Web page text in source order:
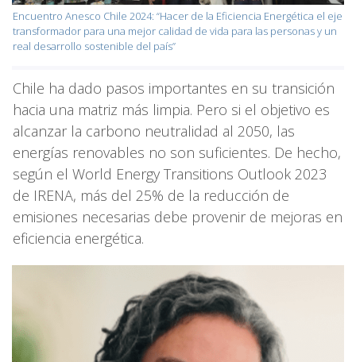
Encuentro Anesco Chile 2024: “Hacer de la Eficiencia Energética el eje
transformador para una mejor calidad de vida para las personas y un
real desarrollo sostenible del país”
Chile ha dado pasos importantes en su transición
hacia una matriz más limpia. Pero si el objetivo es
alcanzar la carbono neutralidad al 2050, las
energías renovables no son suficientes. De hecho,
según el World Energy Transitions Outlook 2023
de IRENA, más del 25% de la reducción de
emisiones necesarias debe provenir de mejoras en
eficiencia energética.